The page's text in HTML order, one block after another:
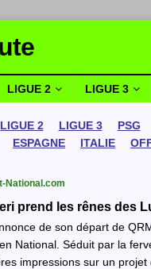
LIGUE 2 LIGUE 3
LIGUE 2 LIGUE 3 PSG
ESPAGNE
ITALIE
National.com
prend les rênes des
de son départ de
National. Séduit par la
impressions sur un projet